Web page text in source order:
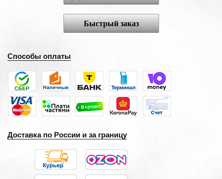
Быстрый заказ
Способы оплаты
Доставка по России и за границу